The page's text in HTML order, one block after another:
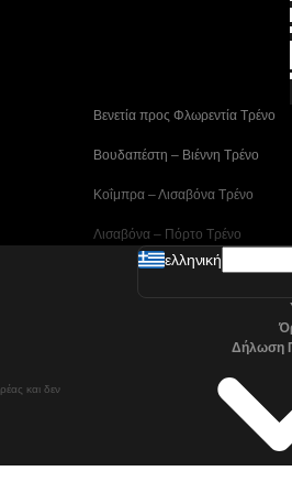
Βενετία προς Φλωρεντία Τρένο
Βουδαπέστη – Βιέννη Tρένο
Κοΐμπρα – Λισαβόνα Τρένο
Λισαβόνα – Πόρτο Tρένο
Μαδρίτη προς Αλικάντε Τρένα
Στοκχόλμη προς Γκέτεμποργκ
Τρένα Τσανγκγουόν προς Σεούλ
Όσλο προς Στοκχόλμη Τρένα
και δεν
ελληνική
Δήλωση